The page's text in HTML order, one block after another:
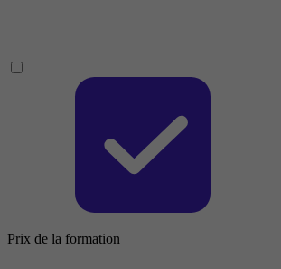
Prix de la formation